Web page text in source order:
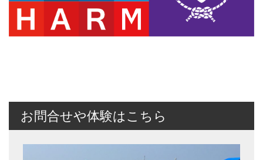
お問合せや体験はこちら